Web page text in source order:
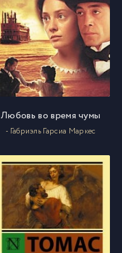
Любовь во время чумы
- Габриэль Гарсиа Маркес